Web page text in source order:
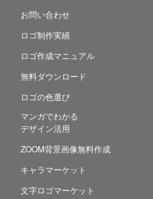
お問い合わせ
ロゴ制作実績
ロゴ作成マニュアル
無料ダウンロード
ロゴの色選び
マンガでわかる
デザイン活用
ZOOM背景画像無料作成
キャラマーケット
文字ロゴマーケット